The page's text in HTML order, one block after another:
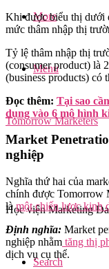
More
Menu
Tomorrow Marketers
Học viện Marketing
Search
Khi được biểu thị dưới
mức thâm nhập thị
Tỷ lệ thâm nhập thị
(consumer product) là
(business products) có
Đọc thêm: Tại sao
dụng vào 6 mô hình
Market
nghiệp
Nghĩa thứ hai của
chính được Tomorrow
làmột chiến lược kinh
Định nghĩa: Market
nghiệp nhằm tăng thị
dịch vụ cụ thể.